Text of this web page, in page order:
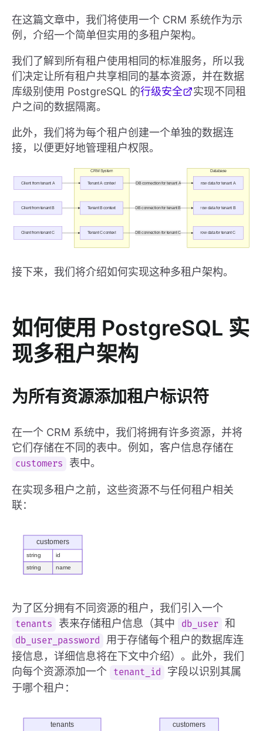
在这篇文章中，我们将使用一个 CRM 系统作为示
例，介绍一个简单但实用的多租户架构。
我们了解到所有租户使用相同的标准服务，所以我
们决定让所有租户共享相同的基本资源，并在数据
库级别使用 PostgreSQL 的行级安全
实现不同租
户之间的数据隔离。
此外，我们将为每个租户创建一个单独的数据连
接，以便更好地管理租户权限。
接下来，我们将介绍如何实现这种多租户架构。
如何使用 PostgreSQL 实
现多租户架构
为所有资源添加租户标识符
在一个 CRM 系统中，我们将拥有许多资源，并将
它们存储在不同的表中。例如，客户信息存储在
customers 表中。
在实现多租户之前，这些资源不与任何租户相关
联：
为了区分拥有不同资源的租户，我们引入一个
tenants 表来存储租户信息（其中 db_user 和
db_user_password
用于存储每个租户的数据库连
接信息，详细信息将在下文中介绍）。此外，我们
向每个资源添加一个
tenant_id
字段以识别其属
于哪个租户：